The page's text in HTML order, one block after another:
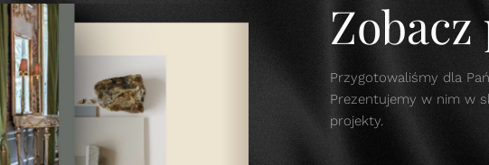
Przygotowaliśmy dla
Prezentujemy w nim w
projekty.